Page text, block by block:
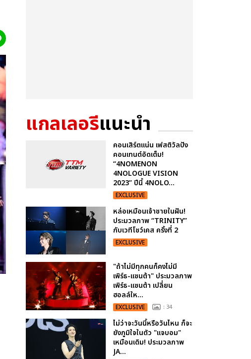
แกลเลอรีแนะนำ
คอนเสิร์ตแน่น เฟสติวัลปัง
คอนเทนต์อัดเต็ม!
“4NOMENON
4NOLOGUE VISION
2023” ปีนี้ 4NOLO...
EXCLUSIVE
หล่อเหมือนเจ้าชายในฝัน!
ประมวลภาพ “TRINITY”
กับเวทีโชว์เคส ครั้งที่ 2
EXCLUSIVE
"ถ้าไม่มีทุกคนก็คงไม่มี
เพิร์ธ-แซนต้า" ประมวลภาพ
เพิร์ธ-แซนต้า เปลี่ยน
ฮอลล์ให...
EXCLUSIVE : 34
ไม่ว่าจะวันนี้หรือวันไหน ก็จะ
ยังภูมิใจในตัว "แจบอม"
เหมือนเดิม! ประมวลภาพ
JA...